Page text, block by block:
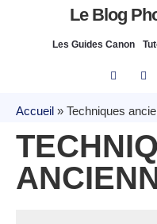
Le Blog
Les Guides Canon
Accueil » Techniques